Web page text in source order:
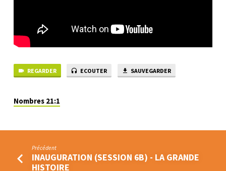
REGARDER ECOUTER SAUVEGARDER
Nombres 21:1
Précédent
INAUGURATION (SESSION 6B) - LA GRANDE
HISTOIRE